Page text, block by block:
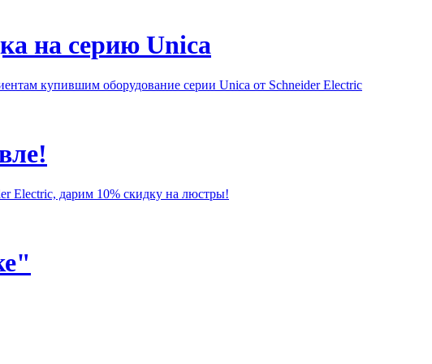
на серию Unica
купившим оборудование серии Unica от Schneider Electric
Electric, дарим 10% скидку на люстры!